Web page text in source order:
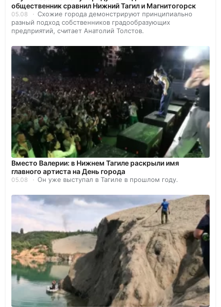
общественник сравнил Нижний Тагил и Магнитогорск
05.08
Схожие города демонстрируют принципиально
разный подход собственников градообразующих
предприятий, считает Анатолий Толстов.
Вместо Валерии: в Нижнем Тагиле раскрыли имя
главного артиста на День города
05.08 Он уже выступал в Тагиле в прошлом году.